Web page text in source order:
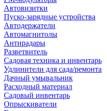
Автовизитки
Пуско-зарядные устройства
Автодержатели
Автомагнитолы
Антирадары
Разветвитель
Садовая техника и инвентарь
Удлинители для сада/ремонта
Дачный умывальник
Расходный материал
Садовый инвентарь
Опрыскиватели